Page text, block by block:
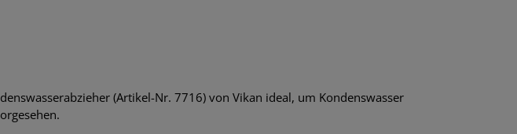
(Artikel-Nr. 7716) von Vikan ideal, um Kondenswasser